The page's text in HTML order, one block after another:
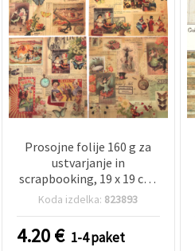
Prosojne folije 160 g za
ustvarjanje in
scrapbooking, 19 x 19 cm,
enostranske, 12 dizajnov,
cirkusna predstava
(mešani motivi)
Koda izdelka: 823893
4.20€ 1-4 paket